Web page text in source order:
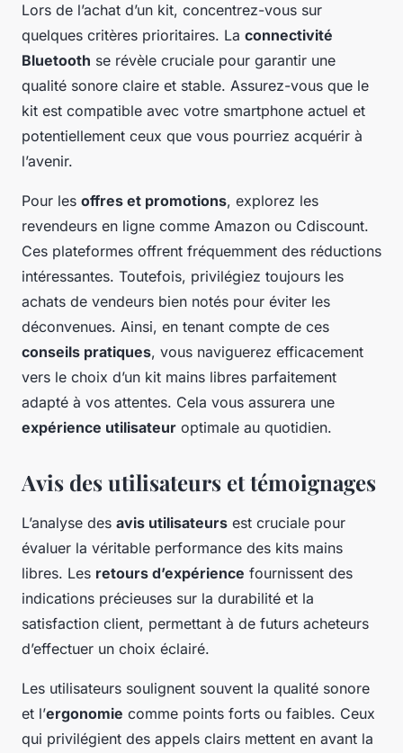
Lors de l’achat d’un kit, concentrez-vous sur
quelques critères prioritaires. La connectivité
Bluetooth se révèle cruciale pour garantir une
qualité sonore claire et stable. Assurez-vous que le
kit est compatible avec votre smartphone actuel et
potentiellement ceux que vous pourriez acquérir à
l’avenir.
Pour les offres et promotions, explorez les
revendeurs en ligne comme Amazon ou Cdiscount.
Ces plateformes offrent fréquemment des réductions
intéressantes. Toutefois, privilégiez toujours les
achats de vendeurs bien notés pour éviter les
déconvenues. Ainsi, en tenant compte de ces
conseils pratiques, vous naviguerez efficacement
vers le choix d’un kit mains libres parfaitement
adapté à vos attentes. Cela vous assurera une
expérience utilisateur optimale au quotidien.
Avis des utilisateurs et témoignages
L’analyse des avis utilisateurs est cruciale pour
évaluer la véritable performance des kits mains
libres. Les retours d’expérience fournissent des
indications précieuses sur la durabilité et la
satisfaction client, permettant à de futurs acheteurs
d’effectuer un choix éclairé.
Les utilisateurs soulignent souvent la qualité sonore
et l’ergonomie comme points forts ou faibles. Ceux
qui privilégient des appels clairs mettent en avant la